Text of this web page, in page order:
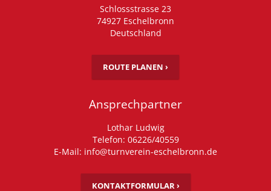
Schlossstrasse 23
74927 Eschelbronn
Deutschland
ROUTE PLANEN ›
Ansprechpartner
Lothar Ludwig
Telefon: 06226/40559
E-Mail: info@turnverein-eschelbronn.de
KONTAKTFORMULAR ›